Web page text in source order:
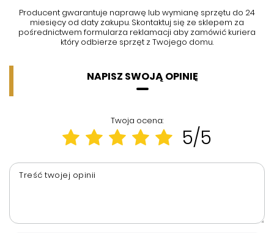
Producent gwarantuje naprawę lub wymianę sprzętu do 24
miesięcy od daty zakupu. Skontaktuj się ze sklepem za
pośrednictwem formularza reklamacji aby zamówić kuriera
który odbierze sprzęt z Twojego domu.
NAPISZ SWOJĄ OPINIĘ
Twoja ocena:
5/5
Treść twojej opinii